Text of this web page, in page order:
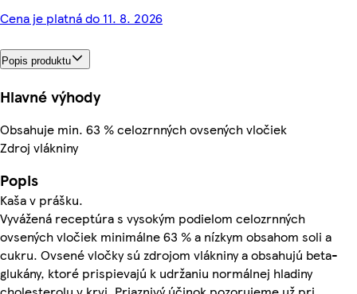
Cena je platná do 11. 8. 2026
Popis produktu
Hlavné výhody
Obsahuje min. 63 % celozrnných ovsených vločiek
Zdroj vlákniny
Popis
Kaša v prášku.
Vyvážená receptúra s vysokým podielom celozrnných
ovsených vločiek minimálne 63 % a nízkym obsahom soli a
cukru. Ovsené vločky sú zdrojom vlákniny a obsahujú beta-
glukány, ktoré prispievajú k udržaniu normálnej hladiny